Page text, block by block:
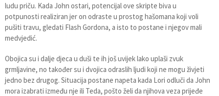
ludu priču. Kada John ostari, potencijal ove skripte biva u
potpunosti realiziran jer on odraste u prostog hašomana koji voli
pušiti travu, gledati Flash Gordona, a isto to postane i njegov mali
medvjedić.
Obojica su i dalje djeca u duši te ih još uvijek lako uplaši zvuk
grmljavine, no također su i dvojica odraslih ljudi koji ne mogu živjeti
jedno bez drugog. Situacija postane napeta kada Lori odluči da John
mora izabrati između nje ili Teda, pošto želi da njihova veza prijeđe